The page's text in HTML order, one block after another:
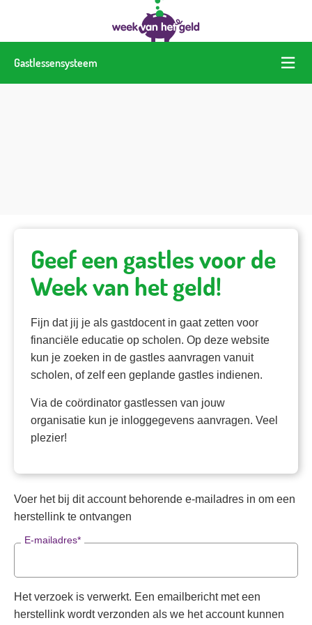
Gastlessensysteem
Geef een gastles voor de
Week van het geld!
Fijn dat jij je als gastdocent in gaat zetten voor
financiële educatie op scholen. Op deze website
kun je zoeken in de gastles aanvragen vanuit
scholen, of zelf een geplande gastles indienen.
Via de coördinator gastlessen van jouw
organisatie kun je inloggegevens aanvragen. Veel
plezier!
Voer het bij dit account behorende e-mailadres in om een
herstellink te ontvangen
E-mailadres
Het verzoek is verwerkt. Een emailbericht met een
herstellink wordt verzonden als we het account kunnen